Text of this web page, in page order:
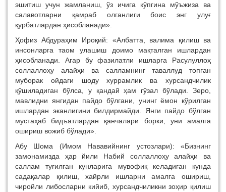
эшитиш учун жамланиш, ўз ичига кўпгина мўъжиза ва
салавотларни қамраб олганлиги боис энг улуғ
қурбатлардан ҳисобланади».
Ҳофиз Абдураҳим Ироқий: «Албатта, валима қилиш ва
инсонларга таом улашиш доимо мақталган ишлардан
ҳисобланади. Агар бу фазилатли ишларга Расулуллоҳ
соллаллоҳу алайҳи ва салламнинг таваллуд топган
муборак ойдаги шоду хуррамлик ва хурсандчилик
қўшиладиган бўлса, у қандай ҳам гўзал бўлади. Зеро,
мавлидни янгидан пайдо бўлгани, унинг ёмон кўрилган
ишлардан эканлигини билдирмайди. Янги пайдо бўлган
мустаҳаб бидъатлардан қанчалари борки, уни амалга
ошириш вожиб бўлади».
Абу Шома (Имом Нававийнинг устозлари): «Бизнинг
замонамизда ҳар йили Набий соллаллоҳу алайҳи ва
саллам туғилган кунларига мувофиқ келадиган кунда
садақалар қилиш, хайрли ишларни амалга ошириш,
чиройли либосларни кийиб, хурсандчиликни зоҳир қилиш